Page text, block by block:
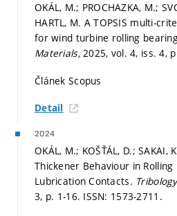
OKÁL, M.; PROCHAZKA, M.;
HARTL, M. A TOPSIS multi-
for wind turbine rolling
Materials,2025, vol. 4, iss. 4,
Článek Scopus
Detail
2024
OKÁL, M.; KOŠŤÁL, D.; SAKAI,
Thickener Behaviour in
Lubrication Contacts.
3, p. 1-16. ISSN: 1573-2711.